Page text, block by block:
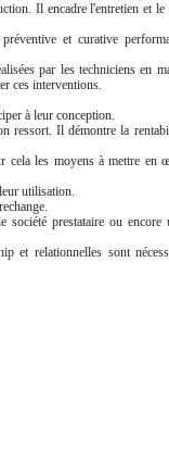
Il encadre l'entretien et le
et curative
par les techniciens en
ces interventions.
à leur conception.
ressort. Il démontre la
cela les moyens à mettre en
utilisation.
société prestataire ou encore
et relationnelles sont